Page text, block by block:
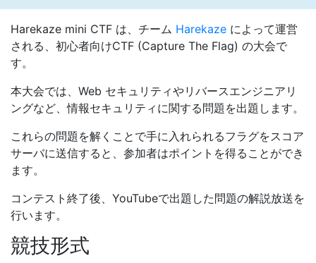
Harekaze mini CTF は、チーム Harekaze によって運営
される、初心者向けCTF (Capture The Flag) の大会で
す。
本大会では、Web セキュリティやリバースエンジニアリ
ングなど、情報セキュリティに関する問題を出題します。
これらの問題を解くことで手に入れられるフラグをスコア
サーバに送信すると、参加者はポイントを得ることができ
ます。
コンテスト終了後、YouTubeで出題した問題の解説放送を
行います。
競技形式